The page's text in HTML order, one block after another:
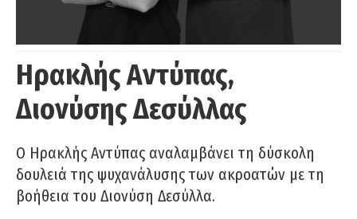
Ηρακλής Αντύπας,
Διονύσης Δεσύλλας
Ο Ηρακλής Αντύπας αναλαμβάνει τη δύσκολη
δουλειά της ψυχανάλυσης των ακροατών με τη
βοήθεια του Διονύση Δεσύλλα.